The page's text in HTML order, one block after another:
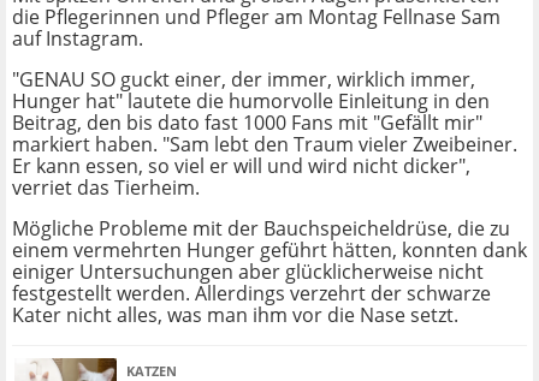
die Pflegerinnen und Pfleger am Montag Fellnase Sam
auf Instagram.
"GENAU SO guckt einer, der immer, wirklich immer,
Hunger hat" lautete die humorvolle Einleitung in den
Beitrag, den bis dato fast 1000 Fans mit "Gefällt mir"
markiert haben. "Sam lebt den Traum vieler Zweibeiner.
Er kann essen, so viel er will und wird nicht dicker",
verriet das Tierheim.
Mögliche Probleme mit der Bauchspeicheldrüse, die zu
einem vermehrten Hunger geführt hätten, konnten dank
einiger Untersuchungen aber glücklicherweise nicht
festgestellt werden. Allerdings verzehrt der schwarze
Kater nicht alles, was man ihm vor die Nase setzt.
KATZEN